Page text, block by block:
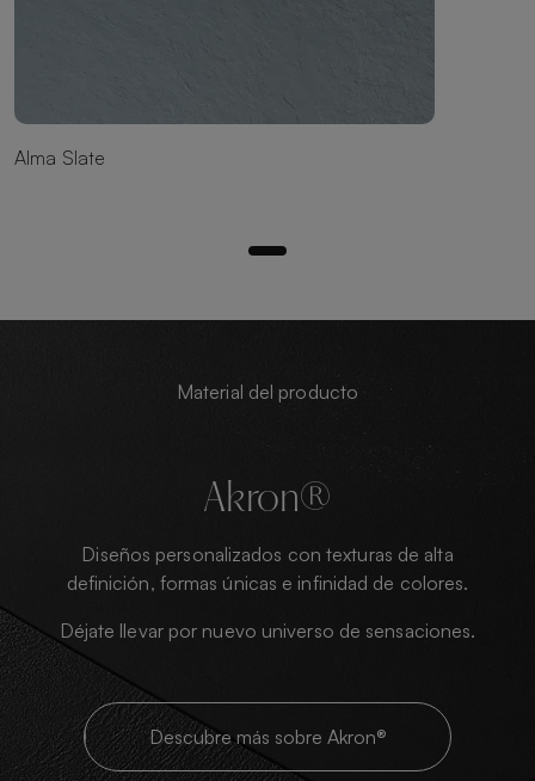
Alma Slate
Material del producto
Akron®
Diseños personalizados con texturas de alta
definición, formas únicas e infinidad de colores.
Déjate llevar por nuevo universo de sensaciones.
Descubre más sobre Akron®